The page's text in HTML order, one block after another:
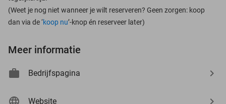
(Weet je nog niet wanneer je wilt reserveren? Geen zorgen: koop
dan via de ‘koop nu’-knop én reserveer later)
Meer informatie
Bedrijfspagina
Website